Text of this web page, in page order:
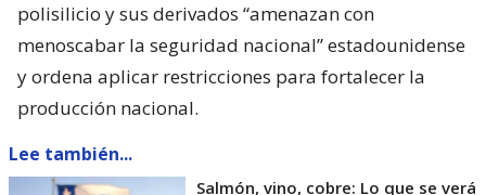
polisilicio y sus derivados “amenazan con
menoscabar la seguridad nacional” estadounidense
y ordena aplicar restricciones para fortalecer la
producción nacional.
Lee también...
Salmón, vino, cobre: Lo que se verá